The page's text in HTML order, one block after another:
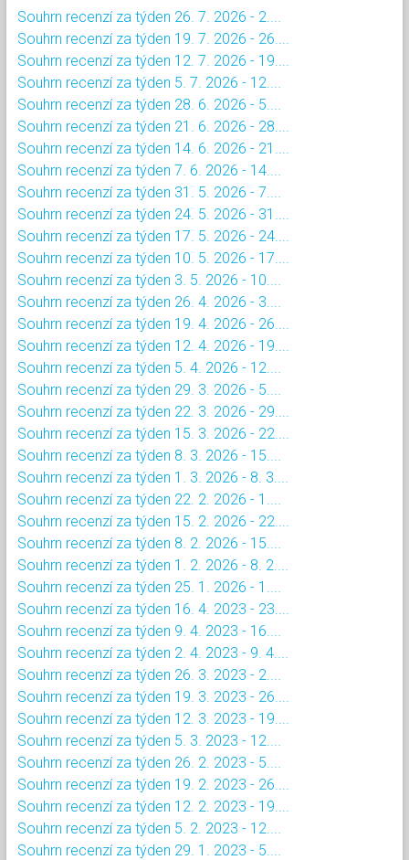
Souhrn recenzí za týden 26. 7. 2026 - 2....
Souhrn recenzí za týden 19. 7. 2026 - 26....
Souhrn recenzí za týden 12. 7. 2026 - 19....
Souhrn recenzí za týden 5. 7. 2026 - 12....
Souhrn recenzí za týden 28. 6. 2026 - 5....
Souhrn recenzí za týden 21. 6. 2026 - 28....
Souhrn recenzí za týden 14. 6. 2026 - 21....
Souhrn recenzí za týden 7. 6. 2026 - 14....
Souhrn recenzí za týden 31. 5. 2026 - 7....
Souhrn recenzí za týden 24. 5. 2026 - 31....
Souhrn recenzí za týden 17. 5. 2026 - 24....
Souhrn recenzí za týden 10. 5. 2026 - 17....
Souhrn recenzí za týden 3. 5. 2026 - 10....
Souhrn recenzí za týden 26. 4. 2026 - 3....
Souhrn recenzí za týden 19. 4. 2026 - 26....
Souhrn recenzí za týden 12. 4. 2026 - 19....
Souhrn recenzí za týden 5. 4. 2026 - 12....
Souhrn recenzí za týden 29. 3. 2026 - 5....
Souhrn recenzí za týden 22. 3. 2026 - 29....
Souhrn recenzí za týden 15. 3. 2026 - 22....
Souhrn recenzí za týden 8. 3. 2026 - 15....
Souhrn recenzí za týden 1. 3. 2026 - 8. 3....
Souhrn recenzí za týden 22. 2. 2026 - 1....
Souhrn recenzí za týden 15. 2. 2026 - 22....
Souhrn recenzí za týden 8. 2. 2026 - 15....
Souhrn recenzí za týden 1. 2. 2026 - 8. 2....
Souhrn recenzí za týden 25. 1. 2026 - 1....
Souhrn recenzí za týden 16. 4. 2023 - 23....
Souhrn recenzí za týden 9. 4. 2023 - 16....
Souhrn recenzí za týden 2. 4. 2023 - 9. 4....
Souhrn recenzí za týden 26. 3. 2023 - 2....
Souhrn recenzí za týden 19. 3. 2023 - 26....
Souhrn recenzí za týden 12. 3. 2023 - 19....
Souhrn recenzí za týden 5. 3. 2023 - 12....
Souhrn recenzí za týden 26. 2. 2023 - 5....
Souhrn recenzí za týden 19. 2. 2023 - 26....
Souhrn recenzí za týden 12. 2. 2023 - 19....
Souhrn recenzí za týden 5. 2. 2023 - 12....
Souhrn recenzí za týden 29. 1. 2023 - 5....